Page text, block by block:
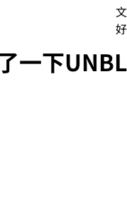
下